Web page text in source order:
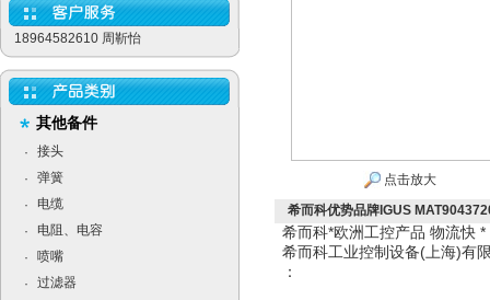
18964582610 周靳怡
其他备件
·
接头
·
弹簧
·
电缆
·
电阻、电容
·
喷嘴
·
过滤器
点击放大
希而科优势品牌IGUS
希而科*欧洲工控产品 物流
希而科工业控制设备(上海)
：